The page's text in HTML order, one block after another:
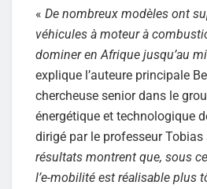
« De nombreux modèles ont
véhicules à moteur à
dominer en Afrique jusqu’au
explique l’auteure principale
chercheuse senior dans le
énergétique et technologique
dirigé par le professeur Tobias
résultats montrent que, sous
l’e-mobilité est réalisable plus